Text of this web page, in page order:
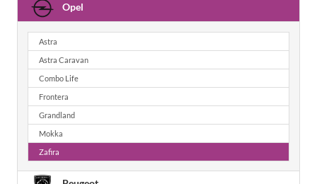
Opel
Astra
Astra Caravan
Combo Life
Frontera
Grandland
Mokka
Zafira